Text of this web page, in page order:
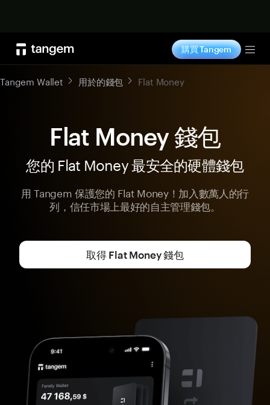
購買 Tangem
Tangem Wallet 用於的錢包 Flat Money
Flat Money 錢包
您的 Flat Money 最安全的硬體錢包
用 Tangem 保護您的 Flat Money！加入數萬人的行
列，信任市場上最好的自主管理錢包。
取得 Flat Money 錢包